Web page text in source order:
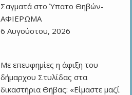
Σαγματά στο Ύπατο Θηβών-
ΑΦΙΕΡΩΜΑ
6 Αυγούστου, 2026
Με επευφημίες η άφιξη του
δήμαρχου Στυλίδας στα
δικαστήρια Θήβας: «Είμαστε μαζί